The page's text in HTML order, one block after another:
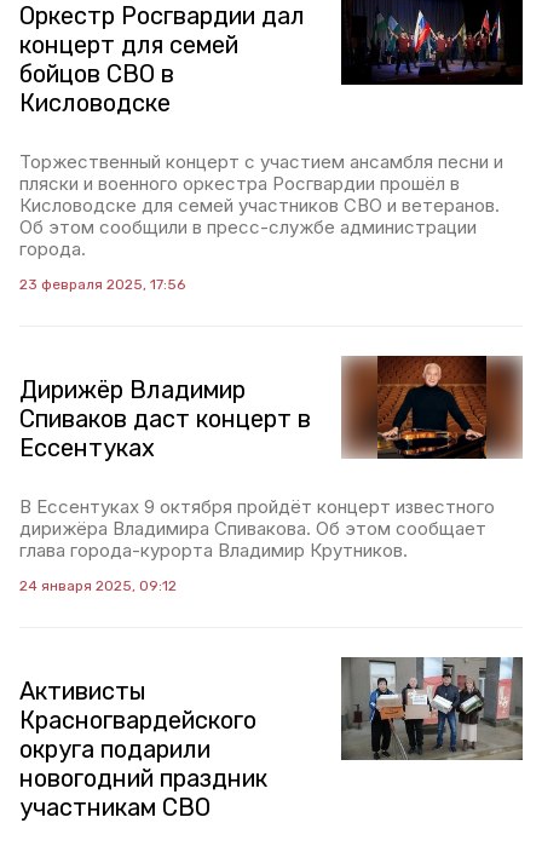
Оркестр Росгвардии дал
концерт для семей
бойцов СВО в
Кисловодске
Торжественный концерт с участием ансамбля песни и
пляски и военного оркестра Росгвардии прошёл в
Кисловодске для семей участников СВО и ветеранов.
Об этом сообщили в пресс-службе администрации
города.
23 февраля 2025, 17:56
Дирижёр Владимир
Спиваков даст концерт в
Ессентуках
В Ессентуках 9 октября пройдёт концерт известного
дирижёра Владимира Спивакова. Об этом сообщает
глава города-курорта Владимир Крутников.
24 января 2025, 09:12
Активисты
Красногвардейского
округа подарили
новогодний праздник
участникам СВО